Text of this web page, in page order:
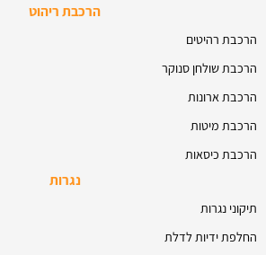
הרכבת ריהוט
הרכבת רהיטים
הרכבת שולחן סנוקר
הרכבת ארונות
הרכבת מיטות
הרכבת כיסאות
נגרות
תיקוני נגרות
החלפת ידיות לדלת